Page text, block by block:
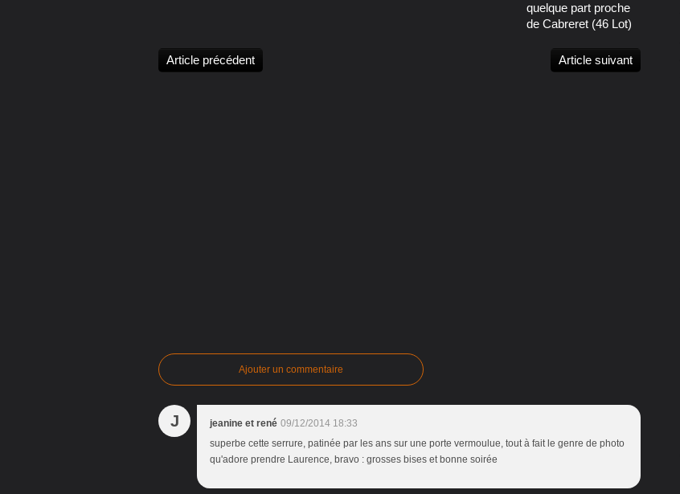
quelque part proche
de Cabreret (46 Lot)
Article précédent Article suivant
Ajouter un commentaire
J jeanine et rené 09/12/2014 18:33
superbe cette serrure, patinée par les ans sur une porte vermoulue, tout à fait le genre de photo
qu'adore prendre Laurence, bravo : grosses bises et bonne soirée